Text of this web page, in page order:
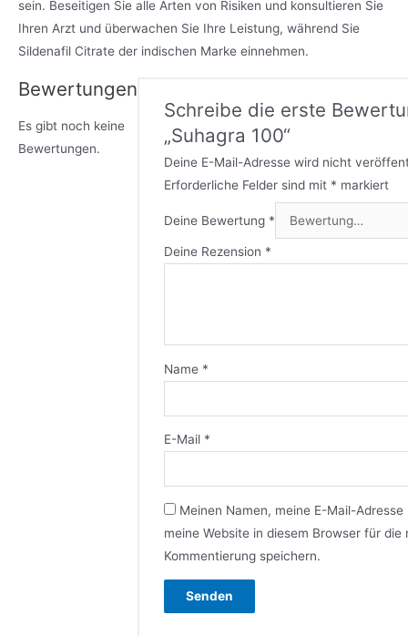
sein. Beseitigen Sie alle Arten von Risiken und konsultieren Sie
Ihren Arzt und überwachen Sie Ihre Leistung, während Sie
Sildenafil Citrate der indischen Marke einnehmen.
Bewertungen
Es gibt noch keine
Bewertungen.
Schreibe die erste
„Suhagra 100“
Deine E-Mail-Adresse wird nicht
Erforderliche Felder sind mit * markiert
Deine Bewertung *
Deine Rezension *
Name *
E-Mail *
Meinen Namen, meine E-Mail-Adresse
meine Website in diesem Browser für die
Kommentierung speichern.